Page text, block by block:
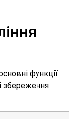
функції
збереження